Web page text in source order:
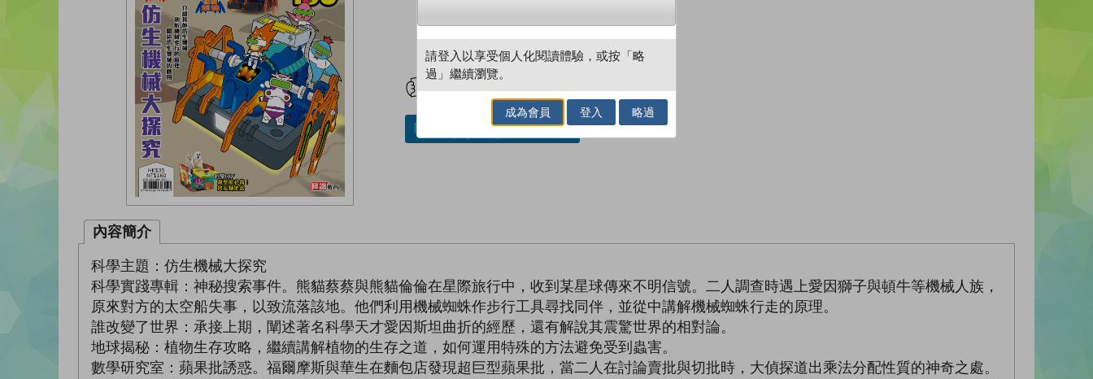
試閲 加入閱讀紀錄
內容簡介
科學主題：仿生機械大探究
科學實踐專輯：神秘搜索事件。熊貓蔡蔡與熊貓倫倫在星際旅行中，收到某星球傳來不明信號。二人調查時遇上愛因獅子與頓牛等機械人族，
原來對方的太空船失事，以致流落該地。他們利用機械蜘蛛作步行工具尋找同伴，並從中講解機械蜘蛛行走的原理。
誰改變了世界：承接上期，闡述著名科學天才愛因斯坦曲折的經歷，還有解說其震驚世界的相對論。
地球揭秘：植物生存攻略，繼續講解植物的生存之道，如何運用特殊的方法避免受到蟲害。
數學研究室：蘋果批誘惑。福爾摩斯與華生在麵包店發現超巨型蘋果批，當二人在討論賣批與切批時，大偵探道出乘法分配性質的神奇之處。
請登入以享受個人化閱讀體驗，或按「略
過」繼續瀏覽。
成為會員 登入 略過